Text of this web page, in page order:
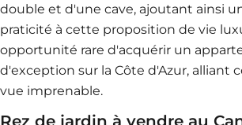
double et d'une cave, ajoutant ainsi
praticité à cette proposition de vie
opportunité rare d'acquérir un
d'exception sur la Côte d'Azur, alliant
vue imprenable.
Rez de jardin à vendre au